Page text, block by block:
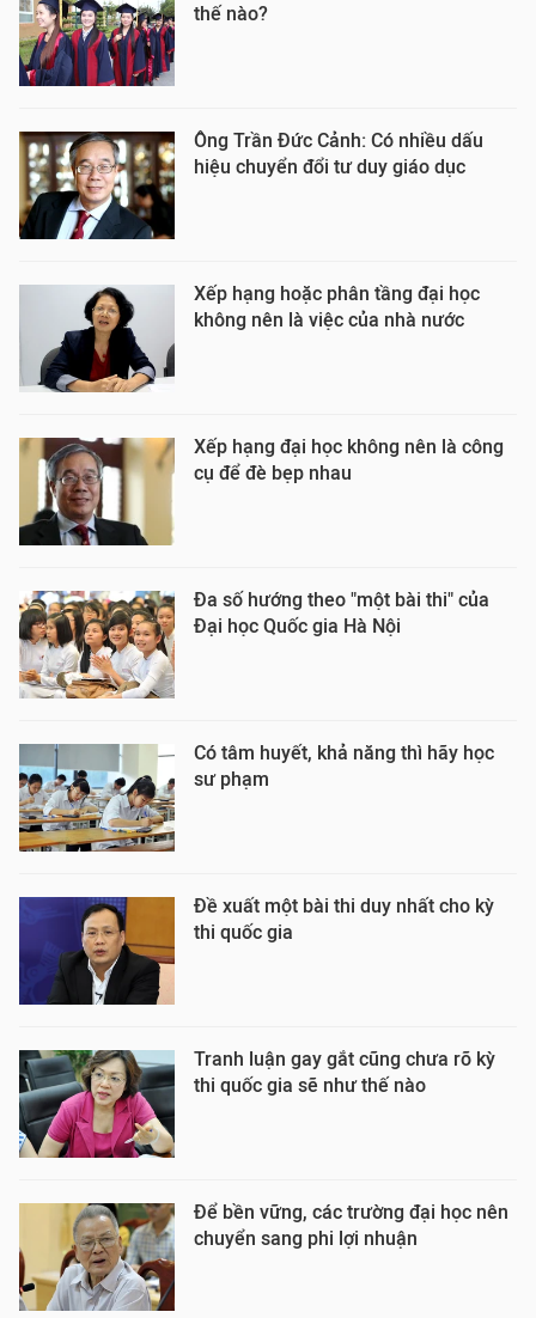
thế nào?
Ông Trần Đức Cảnh: Có nhiều dấu
hiệu chuyển đổi tư duy giáo dục
Xếp hạng hoặc phân tầng đại học
không nên là việc của nhà nước
Xếp hạng đại học không nên là công
cụ để đè bẹp nhau
Đa số hướng theo "một bài thi" của
Đại học Quốc gia Hà Nội
Có tâm huyết, khả năng thì hãy học
sư phạm
Đề xuất một bài thi duy nhất cho kỳ
thi quốc gia
Tranh luận gay gắt cũng chưa rõ kỳ
thi quốc gia sẽ như thế nào
Để bền vững, các trường đại học nên
chuyển sang phi lợi nhuận